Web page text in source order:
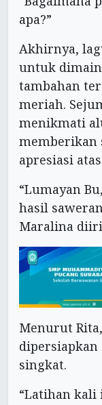
apa?”
Akhirnya,
untuk
tambahan
meriah.
menikmati
memberikan
apresiasi
“Lumayan
hasil
Maralina
Menurut
singkat.
“Latihan